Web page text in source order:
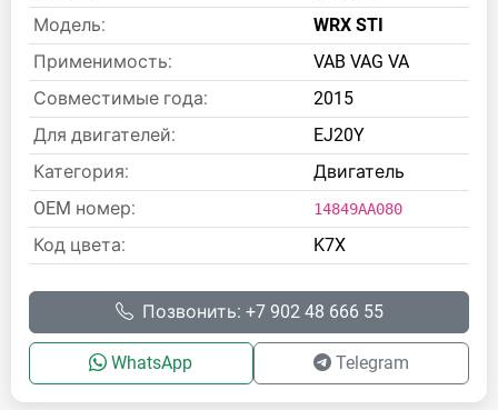
Модель:
WRX STI
Применимость:
VAB VAG VA
Совместимые года:
2015
Для двигателей:
EJ20Y
Категория:
Двигатель
OEM номер:
14849AA080
Код цвета: K7X
Позвонить: +7 902 48 666 55
WhatsApp Telegram